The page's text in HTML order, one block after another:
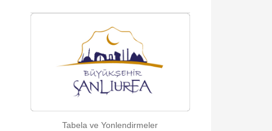
Tabela ve Yonlendirmeler